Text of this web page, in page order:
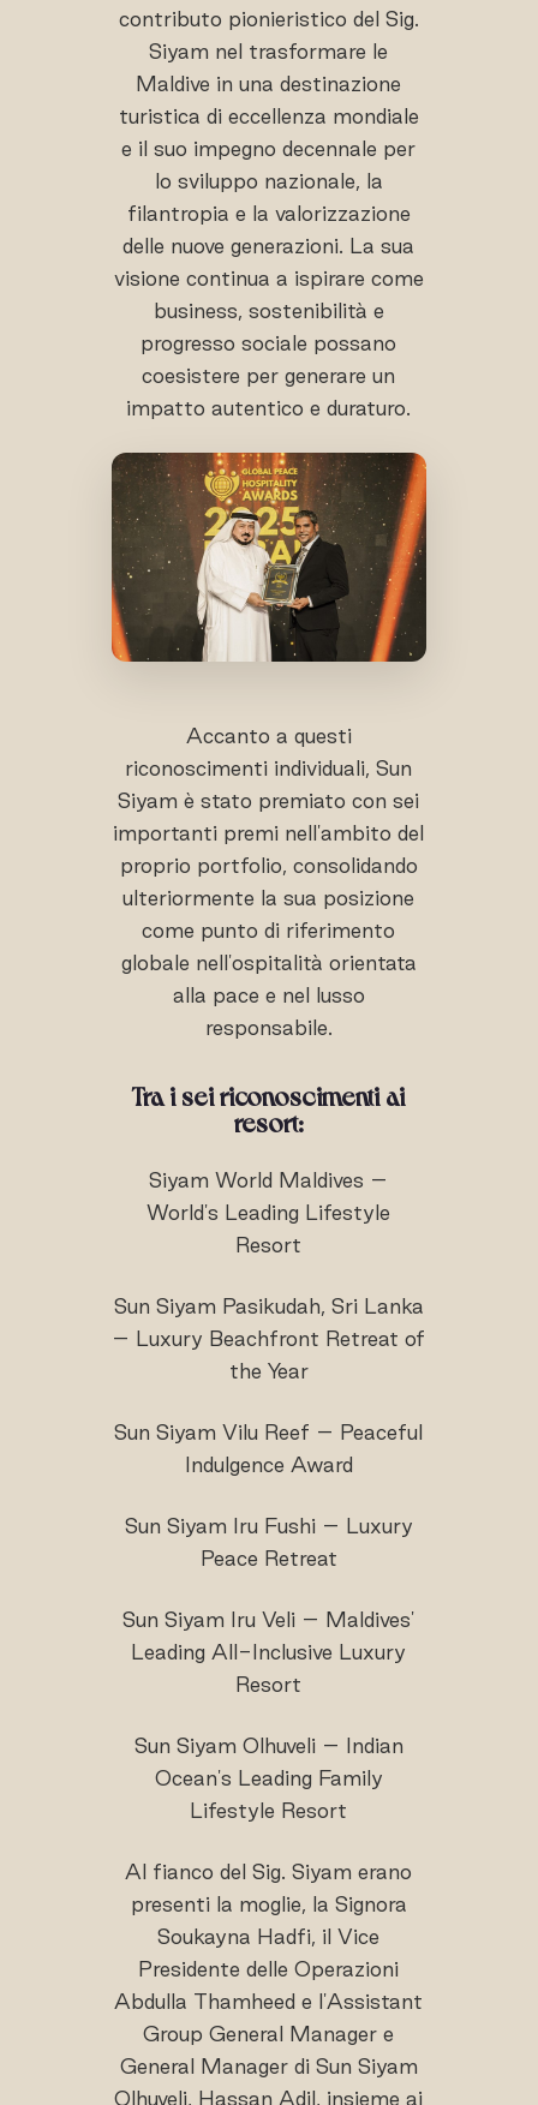
contributo pionieristico del Sig.
Siyam nel trasformare le
Maldive in una destinazione
turistica di eccellenza mondiale
e il suo impegno decennale per
lo sviluppo nazionale, la
filantropia e la valorizzazione
delle nuove generazioni. La sua
visione continua a ispirare come
business, sostenibilità e
progresso sociale possano
coesistere per generare un
impatto autentico e duraturo.
Accanto a questi
riconoscimenti individuali, Sun
Siyam è stato premiato con sei
importanti premi nell'ambito del
proprio portfolio, consolidando
ulteriormente la sua posizione
come punto di riferimento
globale nell'ospitalità orientata
alla pace e nel lusso
responsabile.
Tra i sei riconoscimenti ai
resort:
Siyam World Maldives –
World's Leading Lifestyle
Resort
Sun Siyam Pasikudah, Sri Lanka
– Luxury Beachfront Retreat of
the Year
Sun Siyam Vilu Reef – Peaceful
Indulgence Award
Sun Siyam Iru Fushi – Luxury
Peace Retreat
Sun Siyam Iru Veli – Maldives'
Leading All-Inclusive Luxury
Resort
Sun Siyam Olhuveli – Indian
Ocean's Leading Family
Lifestyle Resort
Al fianco del Sig. Siyam erano
presenti la moglie, la Signora
Soukayna Hadfi, il Vice
Presidente delle Operazioni
Abdulla Thamheed e l'Assistant
Group General Manager e
General Manager di Sun Siyam
Olhuveli, Hassan Adil, insieme ai